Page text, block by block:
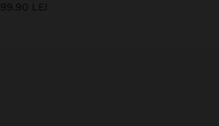
99.90 LEI